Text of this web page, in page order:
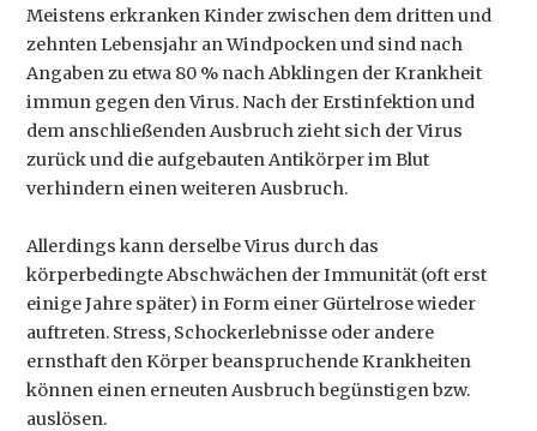
Meistens erkranken Kinder zwischen dem dritten und
zehnten Lebensjahr an Windpocken und sind nach
Angaben zu etwa 80 % nach Abklingen der Krankheit
immun gegen den Virus. Nach der Erstinfektion und
dem anschließenden Ausbruch zieht sich der Virus
zurück und die aufgebauten Antikörper im Blut
verhindern einen weiteren Ausbruch.
Allerdings kann derselbe Virus durch das
körperbedingte Abschwächen der Immunität (oft erst
einige Jahre später) in Form einer Gürtelrose wieder
auftreten. Stress, Schockerlebnisse oder andere
ernsthaft den Körper beanspruchende Krankheiten
können einen erneuten Ausbruch begünstigen bzw.
auslösen.